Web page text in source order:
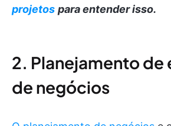
projetos para entender isso.
2. Planejamento de
de negócios